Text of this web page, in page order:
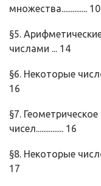
множества.............. 10
§5.
числами ... 14
§6. Некоторые
16
§7.
чисел............... 16
§8. Некоторые
17